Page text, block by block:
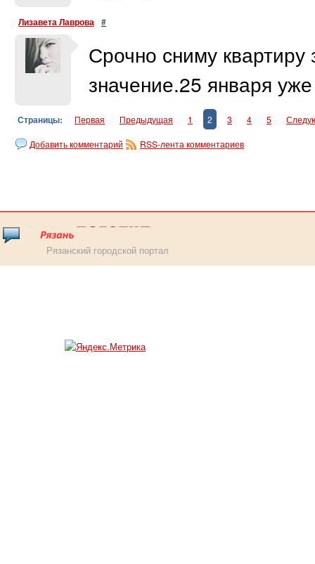
Лизавета Лаврова #
Срочно сниму
значение.25 января
Страницы: Первая Предыдущая 1 2 3 4 5
Добавить комментарий RSS-лента комментариев
Рязанский городской портал